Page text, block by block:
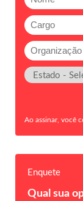
Ao assinar, você
Enquete
Qual sua